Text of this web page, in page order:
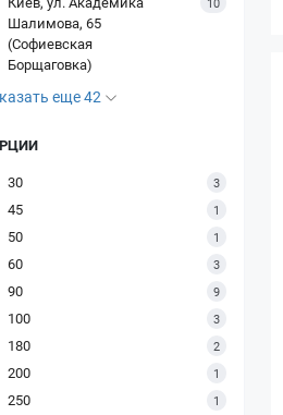
Шалимова, 65
(Софиевская
Борщаговка)
еще 42
30
3
45 1
50 1
60 3
90 9
100 3
180 2
200 1
250 1